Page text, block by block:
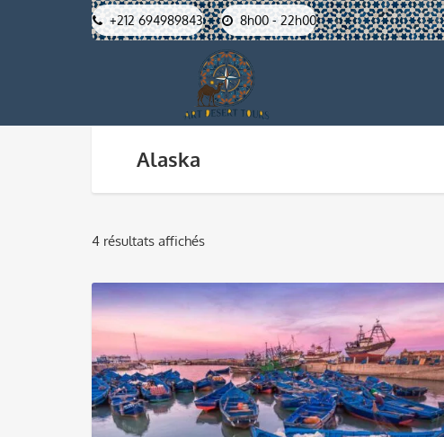
+212 694989843 8h00 - 22h00
Alaska
4 résultats affichés